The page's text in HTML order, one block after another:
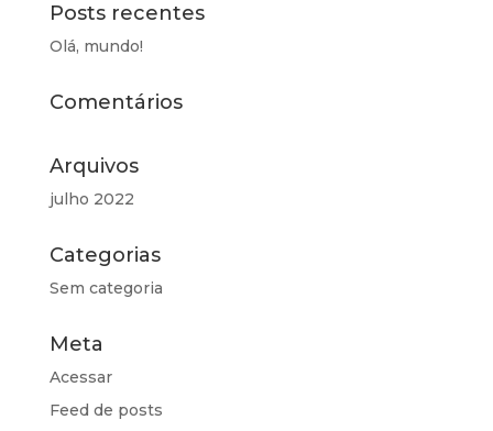
Posts recentes
Olá, mundo!
Comentários
Arquivos
julho 2022
Categorias
Sem categoria
Meta
Acessar
Feed de posts